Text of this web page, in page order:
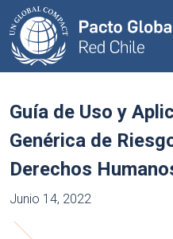
Guía de Uso y
Genérica de
Derechos
Junio 14, 2022